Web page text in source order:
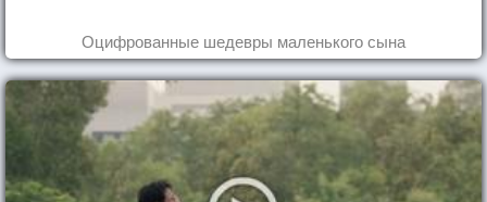
Оцифрованные шедевры маленького сына